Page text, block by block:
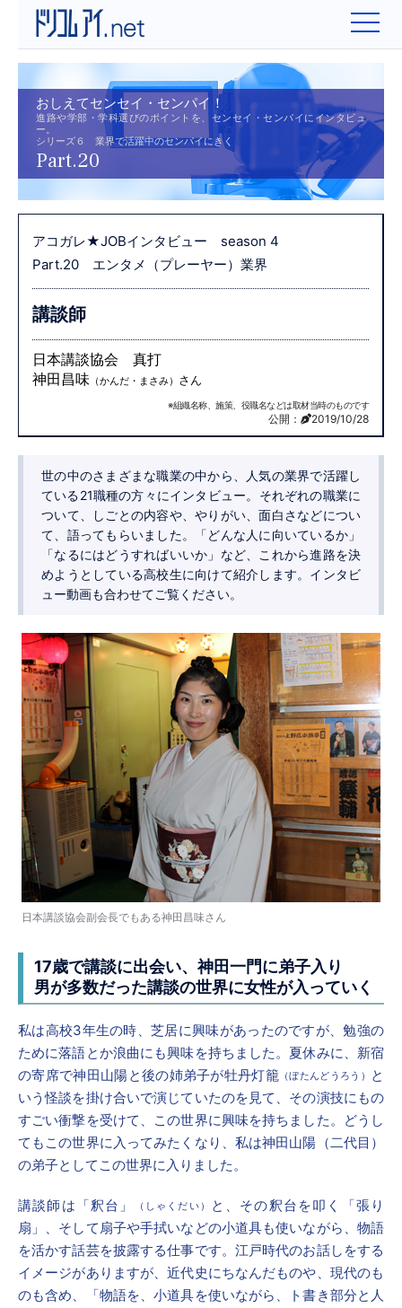
おしえてセンセイ・センパイ！
進路や学部・学科選びのポイントを、センセイ・センパイにインタビュ
ー。
シリーズ６ 業界で活躍中のセンパイにきく
Part.20
アコガレ★JOBインタビュー season 4
Part.20 エンタメ（プレーヤー）業界
講談師
日本講談協会 真打
神田昌味 （かんだ・まさみ） さん
※組織名称、施策、役職名などは取材当時のものです
公開： 2019/10/28
世の中のさまざまな職業の中から、人気の業界で活躍し
ている21職種の方々にインタビュー。それぞれの職業に
ついて、しごとの内容や、やりがい、面白さなどについ
て、語ってもらいました。「どんな人に向いているか」
「なるにはどうすればいいか」など、これから進路を決
めようとしている高校生に向けて紹介します。インタビ
ュー動画も合わせてご覧ください。
日本講談協会副会長でもある神田昌味さん
17歳で講談に出会い、神田一門に弟子入り
男が多数だった講談の世界に女性が入っていく
私は高校3年生の時、芝居に興味があったのですが、勉強の
ために落語とか浪曲にも興味を持ちました。夏休みに、新宿
の寄席で神田山陽と後の姉弟子が牡丹灯籠 （ぼたんどうろう）
と
いう怪談を掛け合いで演じていたのを見て、その演技にもの
すごい衝撃を受けて、この世界に興味を持ちました。どうし
てもこの世界に入ってみたくなり、私は神田山陽（二代目）
の弟子としてこの世界に入りました。
講談師は「釈台」 （しゃくだい）
と、その釈台を叩く「張り
扇」、そして扇子や手拭いなどの小道具も使いながら、物語
を活かす話芸を披露する仕事です。江戸時代のお話しをする
イメージがありますが、近代史にちなんだものや、現代のも
のも含め、「物語を、小道具を使いながら、ト書き部分と人